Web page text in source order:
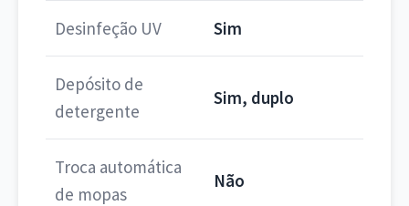
Desinfeção UV Sim
Depósito de
detergente
Sim, duplo
Troca automática
de mopas
Não